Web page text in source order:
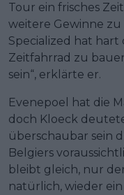
Tour ein frisches
weitere Gewinne zu
Specialized hat hart
Zeitfahrrad zu
sein“, erklärte er.
Evenepoel hat die
doch Kloeck
überschaubar sein
Belgiers
bleibt gleich, nur
natürlich, wieder